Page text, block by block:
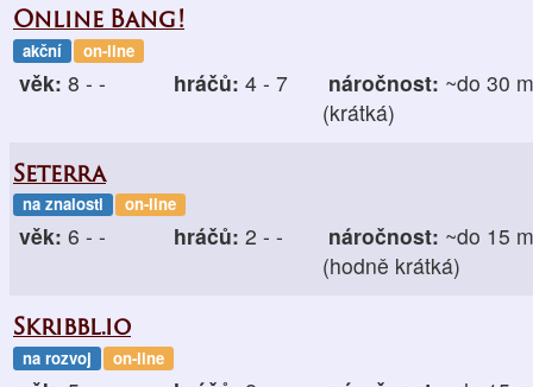
Online Bang!
akční on-line
věk: 8 - - hráčů: 4 - 7 náročnost: ~do 30
(krátká)
Seterra
na znalosti on-line
věk: 6 - - hráčů: 2 - - náročnost: ~do 15
(hodně krátká)
Skribbl.io
na rozvoj on-line